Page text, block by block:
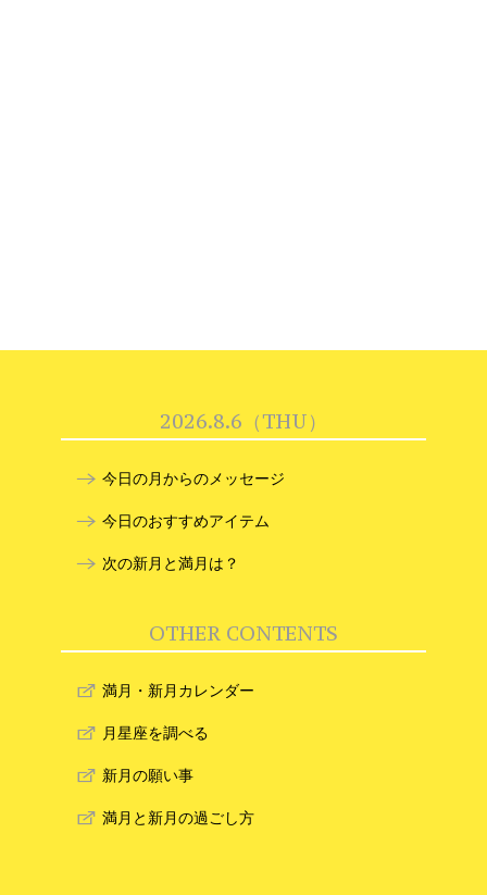
2026.8.6（THU）
今日の月からのメッセージ
今日のおすすめアイテム
次の新月と満月は？
OTHER CONTENTS
満月・新月カレンダー
月星座を調べる
新月の願い事
満月と新月の過ごし方